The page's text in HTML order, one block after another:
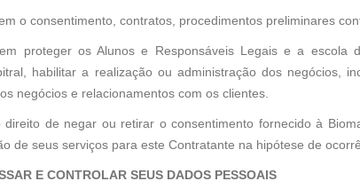
o consentimento, contratos, procedimentos preliminares
proteger os Alunos e Responsáveis Legais e a
habilitar a realização ou administração dos negócios,
negócios e relacionamentos com os clientes.
de negar ou retirar o consentimento fornecido à
de seus serviços para este Contratante na hipótese de
E CONTROLAR SEUS DADOS PESSOAIS